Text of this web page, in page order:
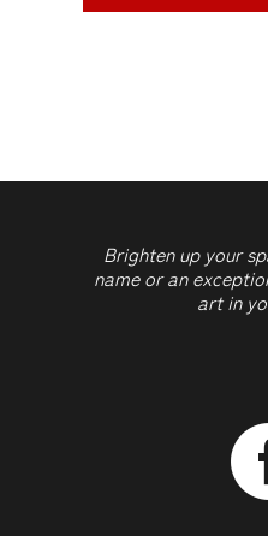
aantal
Brighten up your
name or an
art in